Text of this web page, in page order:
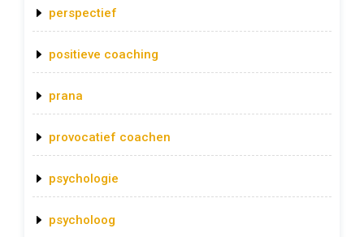
perspectief
positieve coaching
prana
provocatief coachen
psychologie
psycholoog